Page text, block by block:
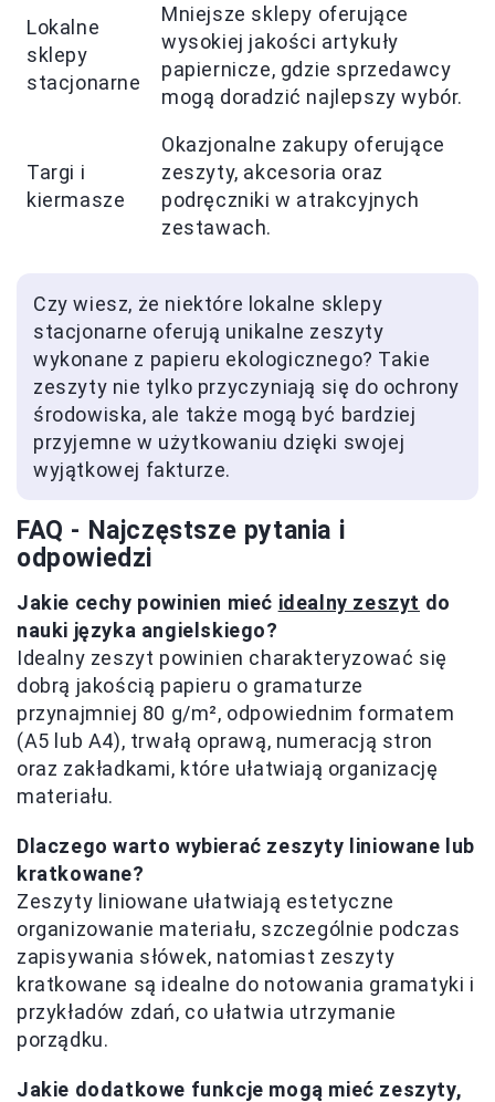
Lokalne
sklepy
stacjonarne
Mniejsze sklepy oferujące
wysokiej jakości artykuły
papiernicze, gdzie sprzedawcy
mogą doradzić najlepszy wybór.
Targi i
kiermasze
Okazjonalne zakupy oferujące
zeszyty, akcesoria oraz
podręczniki w atrakcyjnych
zestawach.
Czy wiesz, że niektóre lokalne sklepy
stacjonarne oferują unikalne zeszyty
wykonane z papieru ekologicznego? Takie
zeszyty nie tylko przyczyniają się do ochrony
środowiska, ale także mogą być bardziej
przyjemne w użytkowaniu dzięki swojej
wyjątkowej fakturze.
FAQ - Najczęstsze pytania i
odpowiedzi
Jakie cechy powinien mieć idealny zeszyt do
nauki języka angielskiego?
Idealny zeszyt powinien charakteryzować się
dobrą jakością papieru o gramaturze
przynajmniej 80 g/m², odpowiednim formatem
(A5 lub A4), trwałą oprawą, numeracją stron
oraz zakładkami, które ułatwiają organizację
materiału.
Dlaczego warto wybierać zeszyty liniowane lub
kratkowane?
Zeszyty liniowane ułatwiają estetyczne
organizowanie materiału, szczególnie podczas
zapisywania słówek, natomiast zeszyty
kratkowane są idealne do notowania gramatyki i
przykładów zdań, co ułatwia utrzymanie
porządku.
Jakie dodatkowe funkcje mogą mieć zeszyty,